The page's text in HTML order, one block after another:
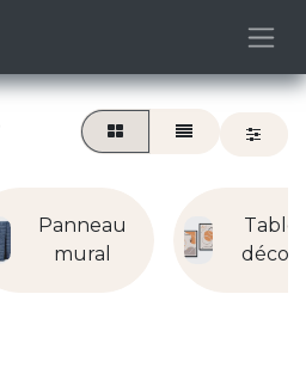
Panneau
mural